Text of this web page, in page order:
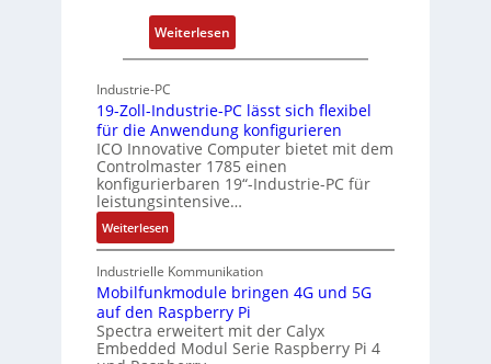
u
n
g
t
-
A
c
h
i
t
e
r
Weiterlesen:
P
s
i
c
a
I
a
n
d
Industrie-PC
19-Zoll-Industrie-PC lässt sich flexibel
für die Anwendung konfigurieren
ICO Innovative Computer bietet mit dem
Controlmaster 1785 einen
konfigurierbaren 19“-Industrie-PC für
leistungsintensive…
Weiterlesen:
1
9
-
Z
o
l
Industrielle Kommunikation
Mobilfunkmodule bringen 4G und 5G
auf den Raspberry Pi
Spectra erweitert mit der Calyx
Embedded Modul Serie Raspberry Pi 4